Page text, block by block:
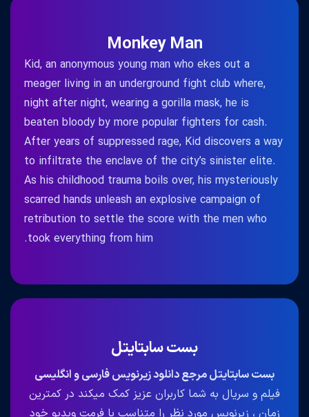
Monkey Man
Kid, an anonymous young man who ekes out a
meager living in an underground fight club where,
night after night, wearing a gorilla mask, he is
beaten bloody by more popular fighters for cash.
After years of suppressed rage, Kid discovers a way
to infiltrate the enclave of the city’s sinister elite.
As his childhood trauma boils over, his mysteriously
scarred hands unleash an explosive campaign of
retribution to settle the score with the men who
took everything from him.
بست سابتایتل
بست سابتایتل مرجع دانلود زیرنویس فارسی و انگلیسی
فیلم و سریال به شما کاربران عزیز کمک میکند در کمترین
زمان ، زیرنویس مورد نظر را متناسب با فرمت ویدیو خود